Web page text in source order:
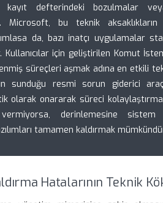
kayıt defterindeki bozulmalar
Microsoft, bu teknik
da, bazı inatçı uygulamalar
Kullanıcılar için geliştirilen Komut
süreçleri aşmak adına en etkili
sunduğu resmi sorun giderici
olarak onararak süreci
derinlemesine
tamamen kaldırmak
Hatalarının Teknik